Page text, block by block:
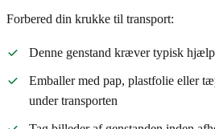
Forbered din krukke til transport:
Denne genstand kræver typisk
Emballer med pap, plastfolie eller
under transporten